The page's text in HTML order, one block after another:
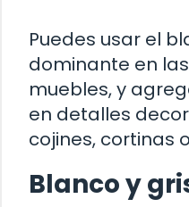
Puedes usar el
dominante en
muebles, y
en detalles
cojines, cortinas
Blanco y